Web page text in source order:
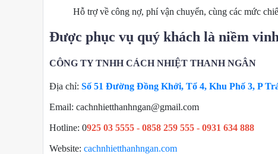
Hỗ trợ về công nợ, phí vận chuyển, cùng các mức
Được phục vụ quý khách là niềm
CÔNG TY TNHH CÁCH NHIỆT THANH NGÂN
Địa chỉ: Số 51 Đường Đồng Khởi, Tổ 4, Khu Phố 3, P
Email: cachnhietthanhngan@gmail.com
Hotline: 0925 03 5555 - 0858 259 555 - 0931 634 888
Website: cachnhietthanhngan.com